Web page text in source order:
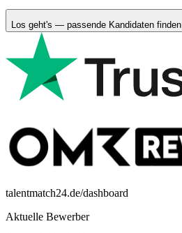
Los geht's — passende Kandidaten finden
talentmatch24.de/dashboard
Aktuelle Bewerber